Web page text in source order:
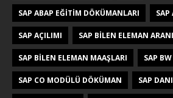
SAP ABAP EĞITIM DÖKÜMANLARI SAP
SAP AÇILIMI SAP BILEN ELEMAN
SAP BILEN ELEMAN MAAŞLARI SAP
SAP CO MODÜLÜ DÖKÜMAN SAP